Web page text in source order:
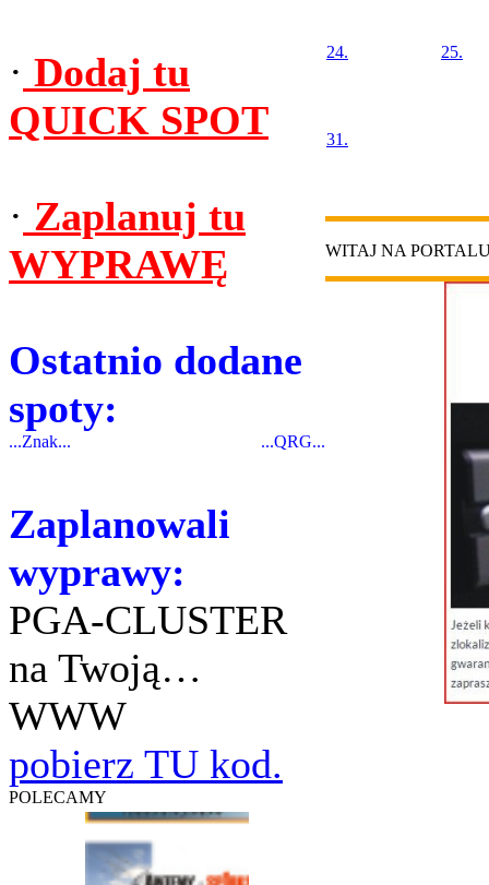
· Dodaj tu
QUICK SPOT
· Zaplanuj tu
WYPRAWĘ
Ostatnio dodane
spoty:
...Znak... ...QRG...
Zaplanowali
wyprawy:
PGA-CLUSTER
na Twoją…
WWW
pobierz TU kod.
POLECAMY
24. 25.
31.
WITAJ NA